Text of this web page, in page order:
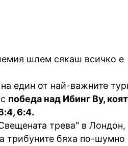
шлем сякаш всичко е
един от най-важните
победа над Ибинг Ву,
6:4.
трева" в Лондон,
трибуните бяха по-шумно